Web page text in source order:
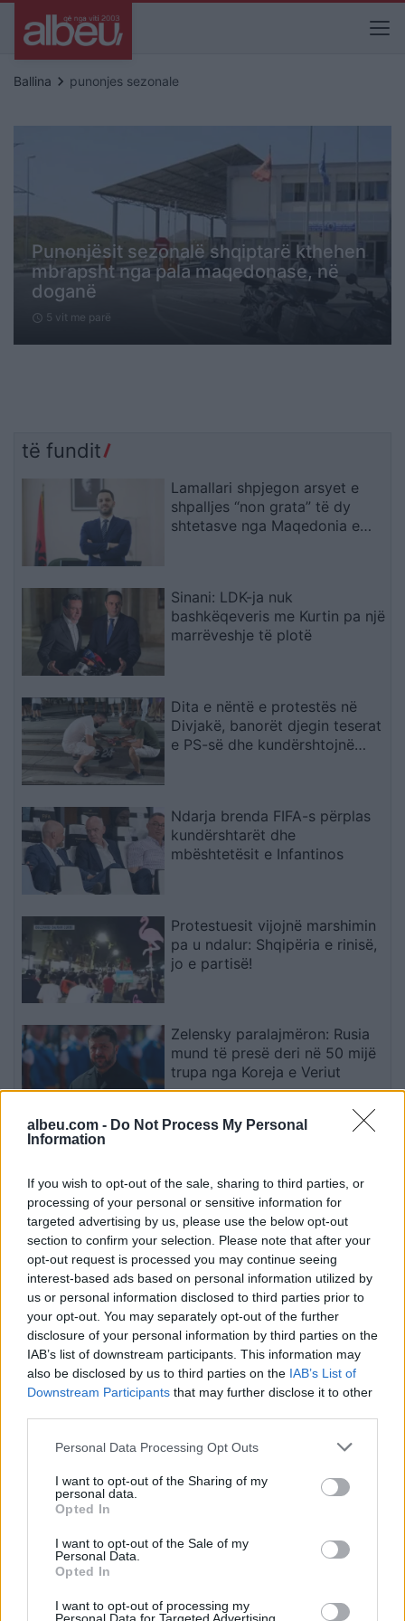
albeu.com - Do Not Process My Personal
Information
If you wish to opt-out of the sale, sharing to third parties, or
processing of your personal or sensitive information for
targeted advertising by us, please use the below opt-out
section to confirm your selection. Please note that after your
opt-out request is processed you may continue seeing
interest-based ads based on personal information utilized by
us or personal information disclosed to third parties prior to
your opt-out. You may separately opt-out of the further
disclosure of your personal information by third parties on the
IAB’s list of downstream participants. This information may
also be disclosed by us to third parties on the IAB’s List of
Downstream Participants that may further disclose it to other
Personal Data Processing Opt Outs
I want to opt-out of the Sharing of my
personal data.
Opted In
I want to opt-out of the Sale of my
Personal Data.
Opted In
I want to opt-out of processing my
Ballina keyboard_arrow_right punonjes sezonale
Punonjësit sezonalë shqiptarë kthehen
mbrapsht nga pala maqedonase, në
doganë
schedule 5 vit me parë
të fundit
Lamallari shpjegon arsyet e
shpalljes “non grata” të dy
shtetasve nga Maqedonia e
Sinani: LDK-ja nuk
bashkëqeveris me Kurtin pa një
marrëveshje të plotë
Dita e nëntë e protestës në
Divjakë, banorët djegin teserat
e PS-së dhe kundërshtojnë
Ndarja brenda FIFA-s përplas
kundërshtarët dhe
mbështetësit e Infantinos
Protestuesit vijojnë marshimin
pa u ndalur: Shqipëria e rinisë,
jo e partisë!
Zelensky paralajmëron: Rusia
mund të presë deri në 50 mijë
trupa nga Koreja e Veriut
tregon se kur nis rënia e
temperaturave
Esim for Global
Esim for USA|Esim for Italy| Esim for Spain|Esim